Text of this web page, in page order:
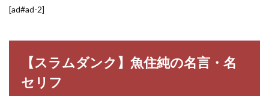
[ad#ad-2]
【スラムダンク】魚住純の名言・名
セリフ